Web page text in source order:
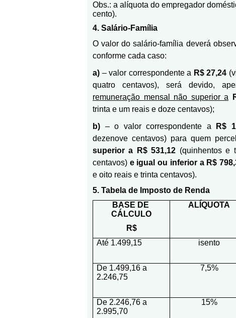
Obs.: a alíquota do empregador
cento).
4. Salário-Família
O valor do salário-família deverá
conforme cada caso:
a) – valor correspondente a R$ 27,24
quatro centavos), será devido,
remuneração mensal não superior a
trinta e um reais e doze centavos);
b) – o valor correspondente a R$
dezenove centavos) para quem
superior a R$ 531,12 (quinhentos e
centavos) e igual ou inferior a R$
e oito reais e trinta centavos).
5. Tabela de Imposto de Renda
BASE DE
CÁLCULO
R$
ALÍQUOTA
Até 1.499,15
isento
De 1.499,16 a
2.246,75
7,5%
De 2.246,76 a
2.995,70
15%